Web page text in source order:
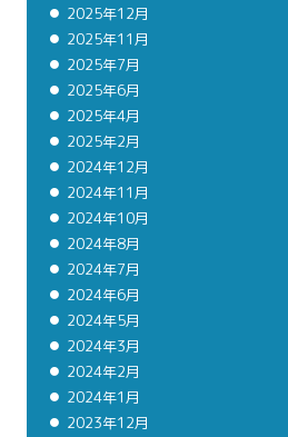
2025年12月
2025年11月
2025年7月
2025年6月
2025年4月
2025年2月
2024年12月
2024年11月
2024年10月
2024年8月
2024年7月
2024年6月
2024年5月
2024年3月
2024年2月
2024年1月
2023年12月